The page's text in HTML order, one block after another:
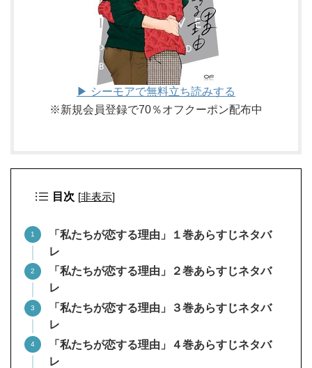
▶ シーモアで無料立ち読みする
※新規会員登録で70％オフクーポン配布中
目次 [非表示]
「私たちが恋する理由」１巻あらすじネタバ
レ
「私たちが恋する理由」２巻あらすじネタバ
レ
「私たちが恋する理由」３巻あらすじネタバ
レ
「私たちが恋する理由」４巻あらすじネタバ
レ